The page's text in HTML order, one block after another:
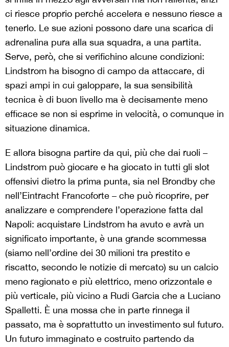
ci riesce proprio perché accelera e nessuno riesce a
tenerlo. Le sue azioni possono dare una scarica di
adrenalina pura alla sua squadra, a una partita.
Serve, però, che si verifichino alcune condizioni:
Lindstrom ha bisogno di campo da attaccare, di
spazi ampi in cui galoppare, la sua sensibilità
tecnica è di buon livello ma è decisamente meno
efficace se non si esprime in velocità, o comunque in
situazione dinamica.
E allora bisogna partire da qui, più che dai ruoli –
Lindstrom può giocare e ha giocato in tutti gli slot
offensivi dietro la prima punta, sia nel Brondby che
nell’Eintracht Francoforte – che può ricoprire, per
analizzare e comprendere l’operazione fatta dal
Napoli: acquistare Lindstrom ha avuto e avrà un
significato importante, è una grande scommessa
(siamo nell’ordine dei 30 milioni tra prestito e
riscatto, secondo le notizie di mercato) su un calcio
meno ragionato e più elettrico, meno orizzontale e
più verticale, più vicino a Rudi Garcia che a Luciano
Spalletti. È una mossa che in parte rinnega il
passato, ma è soprattutto un investimento sul futuro.
Un futuro immaginato e costruito partendo da